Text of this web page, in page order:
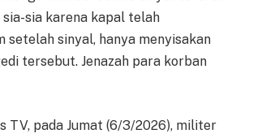
sia karena kapal telah
sinyal, hanya menyisakan
tersebut. Jenazah para korban
TV, pada Jumat (6/3/2026), militer